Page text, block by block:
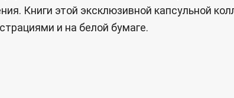
Книги этой эксклюзивной капсульной
и на белой бумаге.